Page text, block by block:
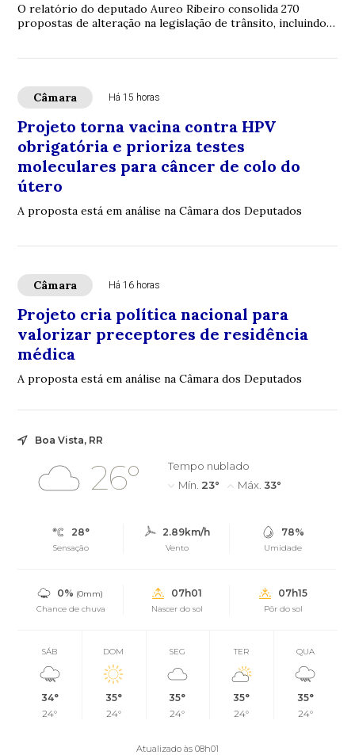
O relatório do deputado Aureo Ribeiro consolida 270
propostas de alteração na legislação de trânsito, incluindo a
Câmara Há 15 horas
Projeto torna vacina contra HPV
obrigatória e prioriza testes
moleculares para câncer de colo do
útero
A proposta está em análise na Câmara dos Deputados
Câmara Há 16 horas
Projeto cria política nacional para
valorizar preceptores de residência
médica
A proposta está em análise na Câmara dos Deputados
Boa Vista, RR
26°
Tempo nublado
Mín. 23° Máx. 33°
28°
Sensação
2.89km/h
Vento
78%
Umidade
0% (0mm)
Chance de chuva
07h01
Nascer do sol
07h15
Pôr do sol
SÁB
34°
24°
DOM
35°
24°
SEG
35°
24°
TER
35°
24°
QUA
35°
24°
Atualizado às 08h01